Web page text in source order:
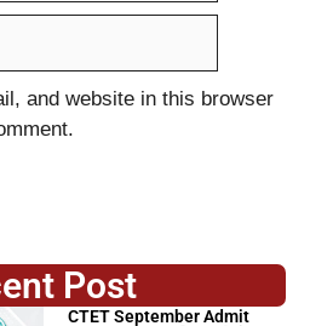
and website in this browser
Post
CTET September Admit